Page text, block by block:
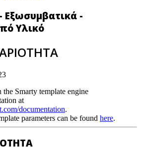
Εξωσυμβατικά -
Υλικό
the Smarty template engine
at
documentation.
parameters can be found here.